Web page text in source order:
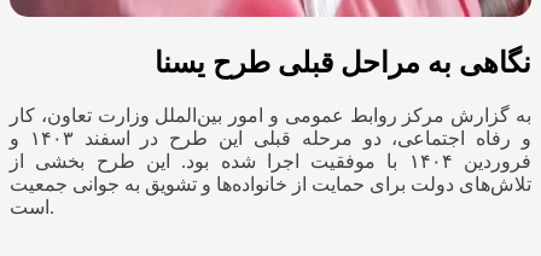
نگاهی به مراحل قبلی طرح یسنا
به گزارش مرکز روابط عمومی و امور بین‌الملل وزارت تعاون، کار
و رفاه اجتماعی، دو مرحله قبلی این طرح در اسفند ۱۴۰۳ و
فروردین ۱۴۰۴ با موفقیت اجرا شده بود. این طرح بخشی از
تلاش‌های دولت برای حمایت از خانواده‌ها و تشویق به جوانی جمعیت
است.